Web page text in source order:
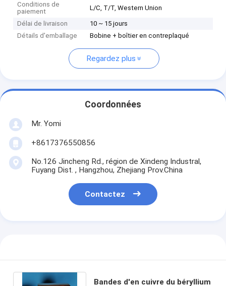
Conditions de
paiement
L/C, T/T, Western Union
Délai de livraison
10 ~ 15 jours
Détails d'emballage
Bobine + boîtier en contreplaqué
Regardez plus
Coordonnées
Mr. Yomi
+8617376550856
No.126 Jincheng Rd., région de Xindeng Industral,
Fuyang Dist. , Hangzhou, Zhejiang Prov.China
Contactez
Bandes d'en cuivre du béryllium